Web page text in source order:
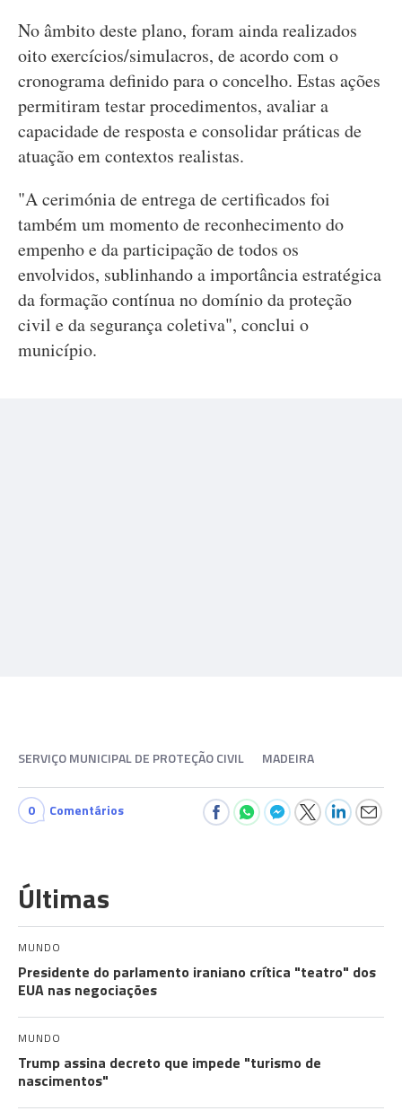
No âmbito deste plano, foram ainda realizados
oito exercícios/simulacros, de acordo com o
cronograma definido para o concelho. Estas ações
permitiram testar procedimentos, avaliar a
capacidade de resposta e consolidar práticas de
atuação em contextos realistas.
"A cerimónia de entrega de certificados foi
também um momento de reconhecimento do
empenho e da participação de todos os
envolvidos, sublinhando a importância estratégica
da formação contínua no domínio da proteção
civil e da segurança coletiva", conclui o
município.
SERVIÇO MUNICIPAL DE PROTEÇÃO CIVIL MADEIRA
0 Comentários
Últimas
MUNDO
Presidente do parlamento iraniano crítica "teatro" dos
EUA nas negociações
MUNDO
Trump assina decreto que impede "turismo de
nascimentos"